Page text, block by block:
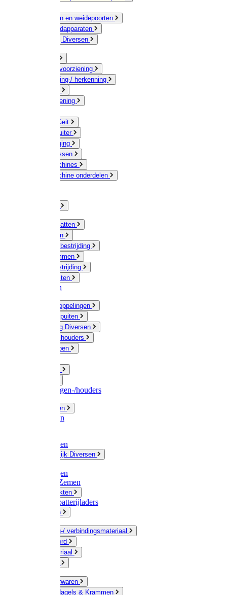
Doorgangen en weidepoorten
Schrikdraadapparaten
Afrastering Diversen
Drinkwatervoorziening
Veemarkering-/ herkenning
Voervoorziening
Schaap / Geit
Paard & Ruiter
Veeverzorging
Scheermessen
Scheermachines
Scheermachine onderdelen
Muizen / Ratten
Drukspuiten
Ongediertebestrijding
Mollenklemmen
Onkruidbestrijding
Vliegenkasten
Meststoffen
Messing koppelingen
Gieters / Spuiten
Besproeiing Diversen
Slangen & houders
Waterpompen
Slangenwagen-/houders
Olie / Vetten
Chemicalien
Plasticzakken
Huishoudelijk Diversen
Zaksluitingen
Sponzen / Zemen
Zeepprodukten
Batterij & batterijladers
Zaklampen
Verpakking-/ verbindingsmateriaal
Touw / Koord
Afdekmateriaal
Kleine ijzerwaren
Spijkers, Nagels & Krammen